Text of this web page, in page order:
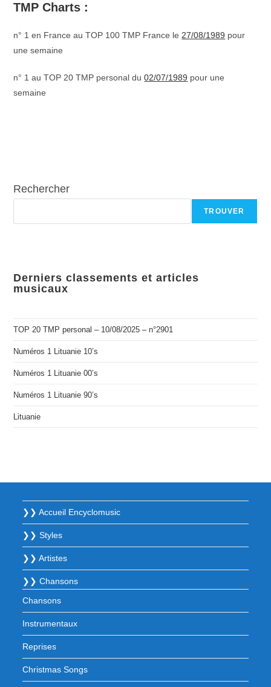
TMP Charts :
n° 1 en France au TOP 100 TMP France le 27/08/1989 pour
une semaine
n° 1 au TOP 20 TMP personal du02/07/1989 pour une
semaine
Rechercher
TROUVER
Derniers classements et articles
musicaux
TOP 20 TMP personal – 10/08/2025 – n°2901
Numéros 1 Lituanie 10’s
Numéros 1 Lituanie 00’s
Numéros 1 Lituanie 90’s
Lituanie
❯❯ Accueil Encyclomusic
❯❯ Styles
❯❯ Artistes
❯❯ Chansons
Chansons
Instrumentaux
Reprises
Christmas Songs